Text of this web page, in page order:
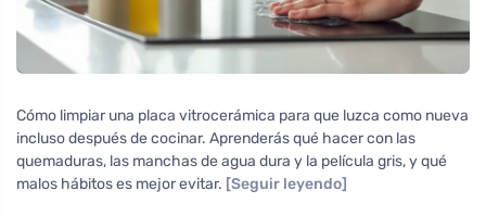
Cómo limpiar una placa vitrocerámica para que luzca como nueva
incluso después de cocinar. Aprenderás qué hacer con las
quemaduras, las manchas de agua dura y la película gris, y qué
malos hábitos es mejor evitar. [Seguir leyendo]